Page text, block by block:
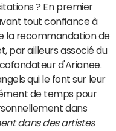
? En premier
tout confiance à
la recommandation de
par ailleurs associé du
d'Arianee.
qui le font sur leur
de temps pour
dans
dans des artistes